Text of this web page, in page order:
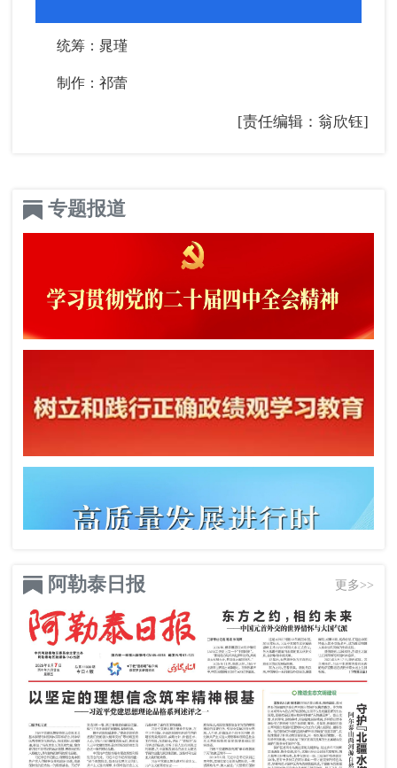
统筹：晁瑾
制作：祁蕾
[责任编辑：翁欣钰]
专题报道
阿勒泰日报 更多>>